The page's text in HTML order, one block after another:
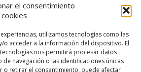
el consentimiento
utilizamos tecnologías como las
o acceder a la información del dispositivo. El
nos permitirá procesar datos
navegación o las identificaciones únicas
o retirar el consentimiento, puede afectar